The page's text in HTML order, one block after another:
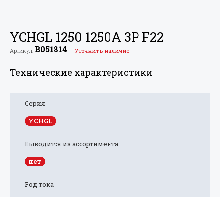
YCHGL 1250 1250A 3P F22
Артикул: B051814 Уточнить наличие
Технические характеристики
Серия
YCHGL
Выводится из ассортимента
нет
Род тока